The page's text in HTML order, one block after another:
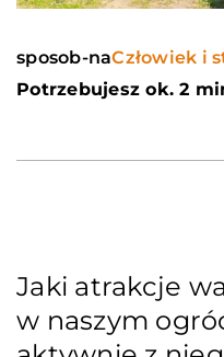
sposob-naCzłowiek i
Potrzebujesz ok. 2
Jaki atrakcje
w naszym